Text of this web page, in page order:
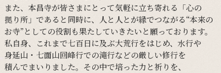
また、 本昌寺が皆さまにとって気軽に立ち寄れる 「心の
拠り所」であると同時に、 人と 人とが縁でつながる“本来の
お寺”と しての役割も果たしていきたいと願っております。
私自身、
これまで七百日に及ぶ大荒行をはじめ、 水行や
身延山・ 七面山回峰行での滝行などの厳しい修行を
積んでまいりました。 その中で培った力と祈りを、